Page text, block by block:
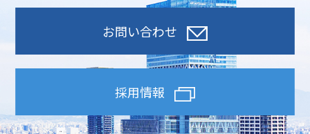
お問い合わせ
採用情報